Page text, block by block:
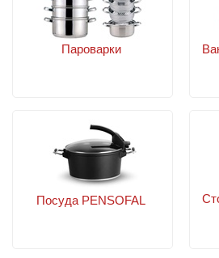
Пароварки
Посуда PENSOFAL